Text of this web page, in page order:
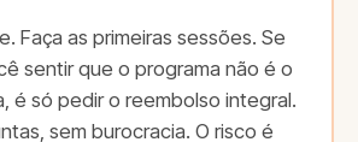
Faça as primeiras sessões. Se
sentir que o programa não é o
é só pedir o reembolso integral.
sem burocracia. O risco é